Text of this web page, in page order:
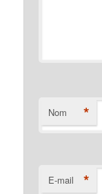
Nom *
E-mail *